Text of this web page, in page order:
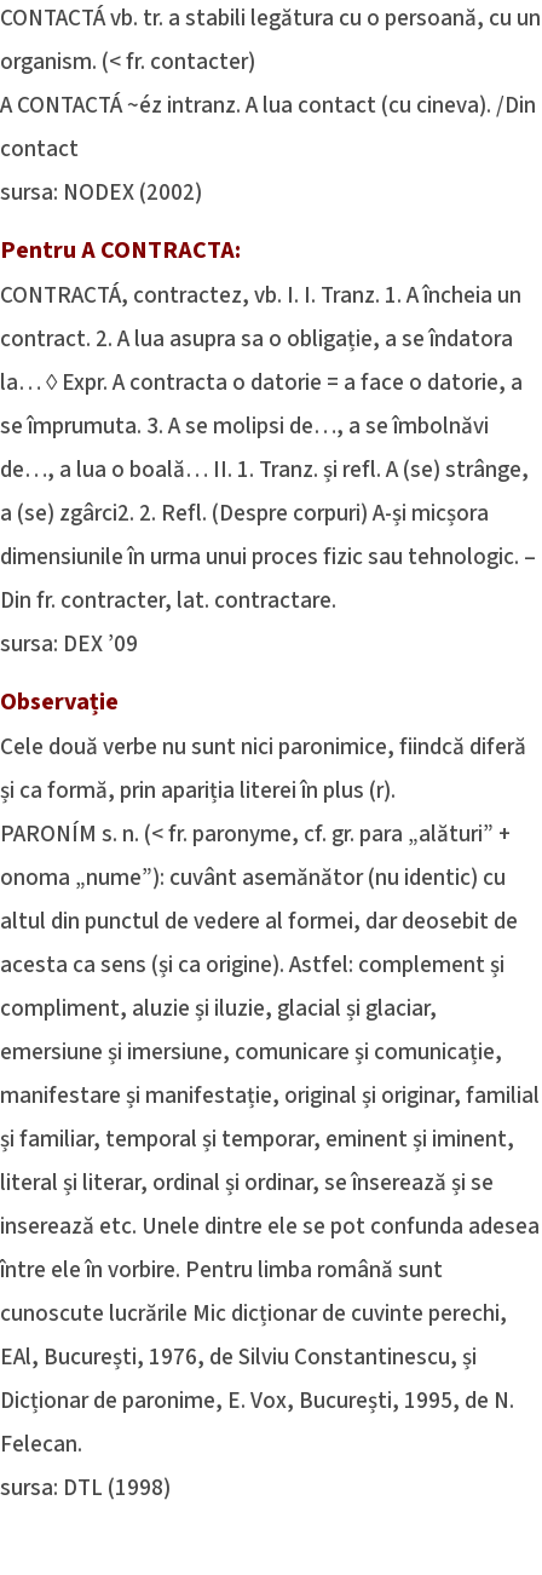
CONTACTÁ vb. tr. a stabili legătura cu o persoană, cu un
organism. (< fr. contacter)
A CONTACTÁ ~éz intranz. A lua contact (cu cineva). /Din
contact
sursa: NODEX (2002)
Pentru A CONTRACTA:
CONTRACTÁ, contractez, vb. I. I. Tranz. 1. A încheia un
contract. 2. A lua asupra sa o obligație, a se îndatora
la… ◊ Expr. A contracta o datorie = a face o datorie, a
se împrumuta. 3. A se molipsi de…, a se îmbolnăvi
de…, a lua o boală… II. 1. Tranz. și refl. A (se) strânge,
a (se) zgârci2. 2. Refl. (Despre corpuri) A-și micșora
dimensiunile în urma unui proces fizic sau tehnologic. –
Din fr. contracter, lat. contractare.
sursa: DEX ’09
Observație
Cele două verbe nu sunt nici paronimice, fiindcă diferă
și ca formă, prin apariția literei în plus (r).
PARONÍM s. n. (< fr. paronyme, cf. gr. para „alături” +
onoma „nume”): cuvânt asemănător (nu identic) cu
altul din punctul de vedere al formei, dar deosebit de
acesta ca sens (și ca origine). Astfel: complement și
compliment, aluzie și iluzie, glacial și glaciar,
emersiune și imersiune, comunicare și comunicație,
manifestare și manifestație, original și originar, familial
și familiar, temporal și temporar, eminent și iminent,
literal și literar, ordinal și ordinar, se înserează și se
inserează etc. Unele dintre ele se pot confunda adesea
între ele în vorbire. Pentru limba română sunt
cunoscute lucrările Mic dicționar de cuvinte perechi,
EAl, București, 1976, de Silviu Constantinescu, și
Dicționar de paronime, E. Vox, București, 1995, de N.
Felecan.
sursa: DTL (1998)